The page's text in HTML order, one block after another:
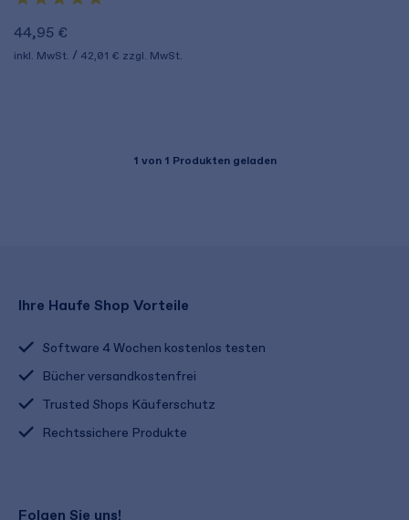
44,95 €
inkl. MwSt. 42,01 € zzgl. MwSt.
1 von 1 Produkten geladen
Ihre Haufe Shop Vorteile
Software 4 Wochen kostenlos testen
Bücher versandkostenfrei
Trusted Shops Käuferschutz
Rechtssichere Produkte
Folgen Sie uns!